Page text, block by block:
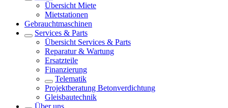
Übersicht Miete
Mietstationen
Gebrauchtmaschinen
Services & Parts
Übersicht Services & Parts
Reparatur & Wartung
Ersatzteile
Finanzierung
Telematik
Projektberatung Betonverdichtung
Gleisbautechnik
Über uns